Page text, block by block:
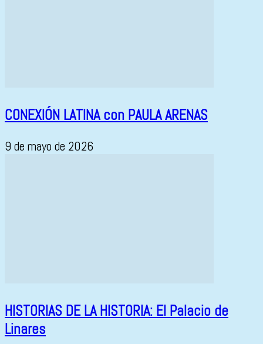
CONEXIÓN LATINA con PAULA ARENAS
9 de mayo de 2026
HISTORIAS DE LA HISTORIA: El Palacio de
Linares